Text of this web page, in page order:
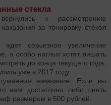
стекла
к рассмотрению
за тонировку стекол
серьезное увеличение
а особо наглых хотят лишать
до конца текущего года,
уже в 2017 году.
наказание. Если вы
вам достаточно либо снять
размером в 500 рублей.